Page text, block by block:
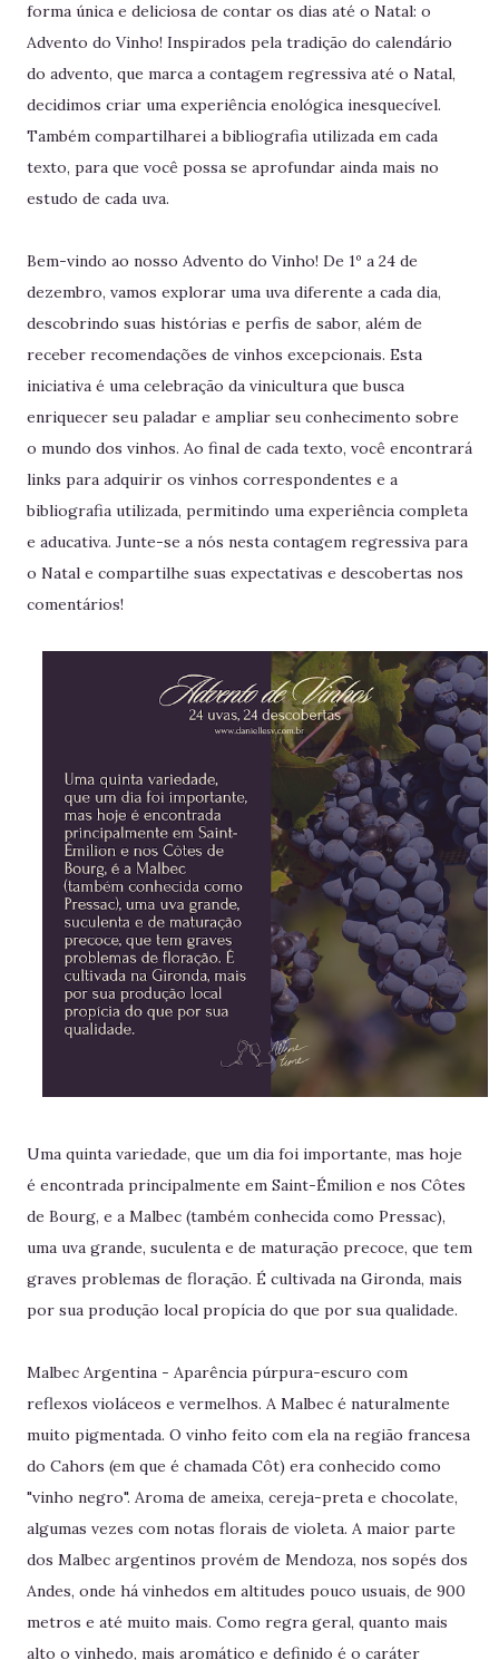
forma única e deliciosa de contar os dias até o Natal: o
Advento do Vinho! Inspirados pela tradição do calendário
do advento, que marca a contagem regressiva até o Natal,
decidimos criar uma experiência enológica inesquecível.
Também compartilharei a bibliografia utilizada em cada
texto, para que você possa se aprofundar ainda mais no
estudo de cada uva.
Bem-vindo ao nosso Advento do Vinho! De 1º a 24 de
dezembro, vamos explorar uma uva diferente a cada dia,
descobrindo suas histórias e perfis de sabor, além de
receber recomendações de vinhos excepcionais. Esta
iniciativa é uma celebração da vinicultura que busca
enriquecer seu paladar e ampliar seu conhecimento sobre
o mundo dos vinhos. Ao final de cada texto, você encontrará
links para adquirir os vinhos correspondentes e a
bibliografia utilizada, permitindo uma experiência completa
e aducativa. Junte-se a nós nesta contagem regressiva para
o Natal e compartilhe suas expectativas e descobertas nos
comentários!
Uma quinta variedade, que um dia foi importante, mas hoje
é encontrada principalmente em Saint-Émilion e nos Côtes
de Bourg, e a Malbec (também conhecida como Pressac),
uma uva grande, suculenta e de maturação precoce, que tem
graves problemas de floração. É cultivada na Gironda, mais
por sua produção local propícia do que por sua qualidade.
Malbec Argentina - Aparência púrpura-escuro com
reflexos violáceos e vermelhos. A Malbec é naturalmente
muito pigmentada. O vinho feito com ela na região francesa
do Cahors (em que é chamada Côt) era conhecido como
"vinho negro". Aroma de ameixa, cereja-preta e chocolate,
algumas vezes com notas florais de violeta. A maior parte
dos Malbec argentinos provém de Mendoza, nos sopés dos
Andes, onde há vinhedos em altitudes pouco usuais, de 900
metros e até muito mais. Como regra geral, quanto mais
alto o vinhedo, mais aromático e definido é o caráter